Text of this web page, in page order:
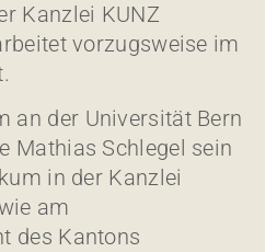
Kanzlei KUNZ
vorzugsweise im
an der Universität Bern
Mathias Schlegel sein
in der Kanzlei
am
des Kantons